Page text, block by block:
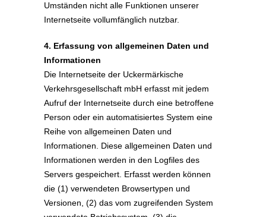
Umständen nicht alle Funktionen unserer
Internetseite vollumfänglich nutzbar.
4. Erfassung von allgemeinen Daten und
Informationen
Die Internetseite der Uckermärkische
Verkehrsgesellschaft mbH erfasst mit jedem
Aufruf der Internetseite durch eine betroffene
Person oder ein automatisiertes System eine
Reihe von allgemeinen Daten und
Informationen. Diese allgemeinen Daten und
Informationen werden in den Logfiles des
Servers gespeichert. Erfasst werden können
die (1) verwendeten Browsertypen und
Versionen, (2) das vom zugreifenden System